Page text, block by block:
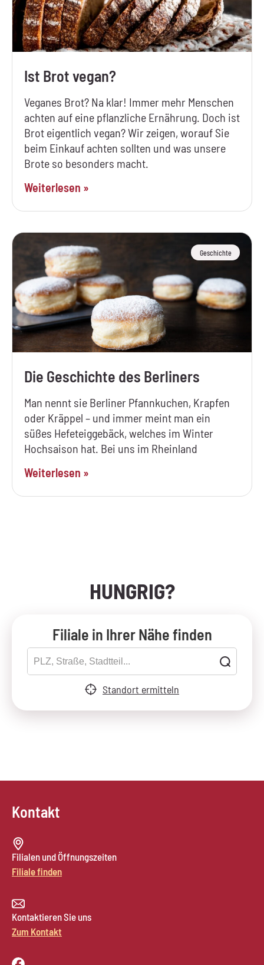
Ist Brot vegan?
Veganes Brot? Na klar! Immer mehr Menschen
achten auf eine pflanzliche Ernährung. Doch ist
Brot eigentlich vegan? Wir zeigen, worauf Sie
beim Einkauf achten sollten und was unsere
Brote so besonders macht.
Weiterlesen »
Geschichte
Die Geschichte des Berliners
Man nennt sie Berliner Pfannkuchen, Krapfen
oder Kräppel – und immer meint man ein
süßes Hefeteiggebäck, welches im Winter
Hochsaison hat. Bei uns im Rheinland
Weiterlesen »
HUNGRIG?
Filiale in Ihrer Nähe finden
Standort ermitteln
Kontakt
Filialen und Öffnungszeiten
Filiale finden
Kontaktieren Sie uns
Zum Kontakt